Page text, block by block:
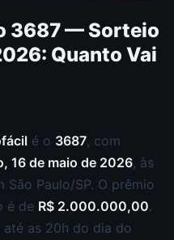
3687 — Sorteio
Quanto Vai
é o 3687, com
16 de maio de 2026, às
São Paulo/SP. O prêmio
é de R$ 2.000.000,00.
as 20h do dia do